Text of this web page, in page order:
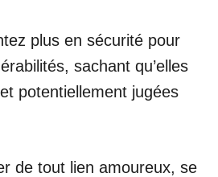
plus en sécurité pour
sachant qu’elles
potentiellement jugées
de tout lien amoureux, se